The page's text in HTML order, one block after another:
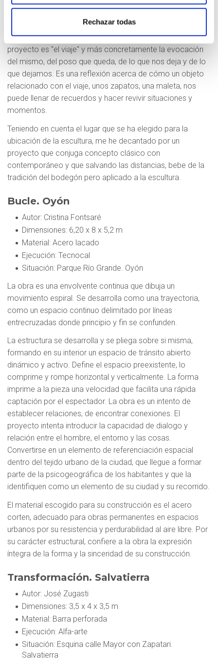
Rechazar todas
tipos de calzado.
Todos los objetos están fundidos en bronce a tamaño real
con un acabado muy realista. La idea fundamental de este
proyecto es "el viaje" y más concretamente la evocación
del mismo, del poso que queda, de lo que nos deja y de lo
que dejamos. Es una reflexión acerca de cómo un objeto
relacionado con el viaje, unos zapatos, una maleta, nos
puede llenar de recuerdos y hacer revivir situaciones y
momentos.
Teniendo en cuenta el lugar que se ha elegido para la
ubicación de la escultura, me he decantado por un
proyecto que conjuga concepto clásico con
contemporáneo y que salvando las distancias, bebe de la
tradición del bodegón pero aplicado a la escultura.
Bucle. Oyón
Autor: Cristina Fontsaré
Dimensiones: 6,20 x 8 x 5,2 m
Material: Acero lacado
Ejecución: Tecnocal
Situación: Parque Río Grande. Oyón
La obra es una envolvente continua que dibuja un
movimiento espiral. Se desarrolla como una trayectoria,
como un espacio continuo delimitado por líneas
entrecruzadas donde principio y fin se confunden.
La estructura se desarrolla y se pliega sobre si misma,
formando en su interior un espacio de tránsito abierto
dinámico y activo. Define el espacio preexistente, lo
comprime y rompe horizontal y verticalmente. La forma
imprime a la pieza una velocidad que facilita una rápida
captación por el espectador. La obra es un intento de
establecer relaciones, de encontrar conexiones. El
proyecto intenta introducir la capacidad de dialogo y
relación entre el hombre, el entorno y las cosas.
Convertirse en un elemento de referenciación espacial
dentro del tejido urbano de la ciudad, que llegue a formar
parte de la psicogeográfica de los habitantes y que la
identifiquen como un elemento de su ciudad y su recorrido.
El material escogido para su construcción es el acero
corten, adecuado para obras permanentes en espacios
urbanos por su resistencia y perdurabilidad al aire libre. Por
su carácter estructural, confiere a la obra la expresión
íntegra de la forma y la sinceridad de su construcción.
Transformación. Salvatierra
Autor: José Zugasti
Dimensiones: 3,5 x 4 x 3,5 m
Material: Barra perforada
Ejecución: Alfa-arte
Situación: Esquina calle Mayor con Zapatari.
Salvatierra